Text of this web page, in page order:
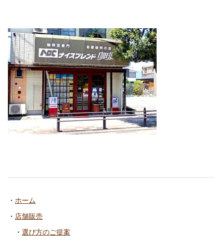
・ ホーム
・ 店舗販売
・ 選び方のご提案